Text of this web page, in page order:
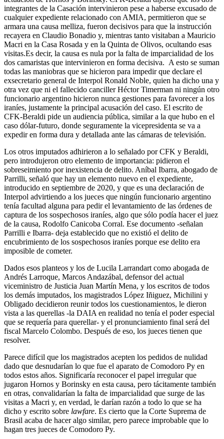
integrantes de la Casación intervinieron pese a haberse excusado de
cualquier expediente relacionado con AMIA, permitieron que se
armara una causa melliza, fueron decisivos para que la instrucción
recayera en Claudio Bonadio y, mientras tanto visitaban a Mauricio
Macri en la Casa Rosada y en la Quinta de Olivos, ocultando esas
visitas.Es decir, la causa es nula por la falta de imparcialidad de los
dos camaristas que intervinieron en forma decisiva. A esto se suman
todas las maniobras que se hicieron para impedir que declare el
exsecretario general de Interpol Ronald Noble, quien ha dicho una y
otra vez que ni el fallecido canciller Héctor Timerman ni ningún otro
funcionario argentino hicieron nunca gestiones para favorecer a los
iraníes, justamente la principal acusación del caso. El escrito de
CFK-Beraldi pide un audiencia pública, similar a la que hubo en el
caso dólar-futuro, donde seguramente la vicepresidenta se va a
expedir en forma dura y detallada ante las cámaras de televisión.
Los otros imputados adhirieron a lo señalado por CFK y Beraldi,
pero introdujeron otro elemento de importancia: pidieron el
sobreseimiento por inexistencia de delito. Aníbal Ibarra, abogado de
Parrilli, señaló que hay un elemento nuevo en el expediente,
introducido en septiembre de 2020, y que es una declaración de
Interpol advirtiendo a los jueces que ningún funcionario argentino
tenía facultad alguna para pedir el levantamiento de las órdenes de
captura de los sospechosos iraníes, algo que sólo podía hacer el juez
de la causa, Rodolfo Canicoba Corral. Ese documento -señalan
Parrilli e Ibarra- deja establecido que no existió el delito de
encubrimiento de los sospechosos iraníes porque ese delito era
imposible de cometer.
Dados esos planteos y los de Lucila Larrandart como abogada de
Andrés Larroque, Marcos Andazábal, defensor del actual
viceministro de Justicia Juan Martín Mena, y los escritos de todos
los demás imputados, los magistrados López Iñiguez, Michilini y
Obligado decidieron reunir todos los cuestionamientos, le dieron
vista a las querellas -la DAIA en realidad no tenía el poder especial
que se requería para querellar- y el pronunciamiento final será del
fiscal Marcelo Colombo. Después de eso, los jueces tienen que
resolver.
Parece difícil que los magistrados acepten los pedidos de nulidad
dado que desnudarían lo que fue el aparato de Comodoro Py en
todos estos años. Significaría reconocer el papel irregular que
jugaron Hornos y Borinsky en esta causa, pero tácitamente también
en otras, convalidarían la falta de imparcialidad que surge de las
visitas a Macri y, en verdad, le darían razón a todo lo que se ha
dicho y escrito sobre lawfare. Es cierto que la Corte Suprema de
Brasil acaba de hacer algo similar, pero parece improbable que lo
hagan tres jueces de Comodoro Py.